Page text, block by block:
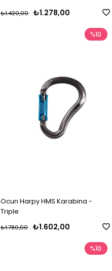
₺1.278,00
₺1.420,00
Ocun Harpy HMS Karabina -
Triple
₺1.602,00
₺1.780,00
%10
%10